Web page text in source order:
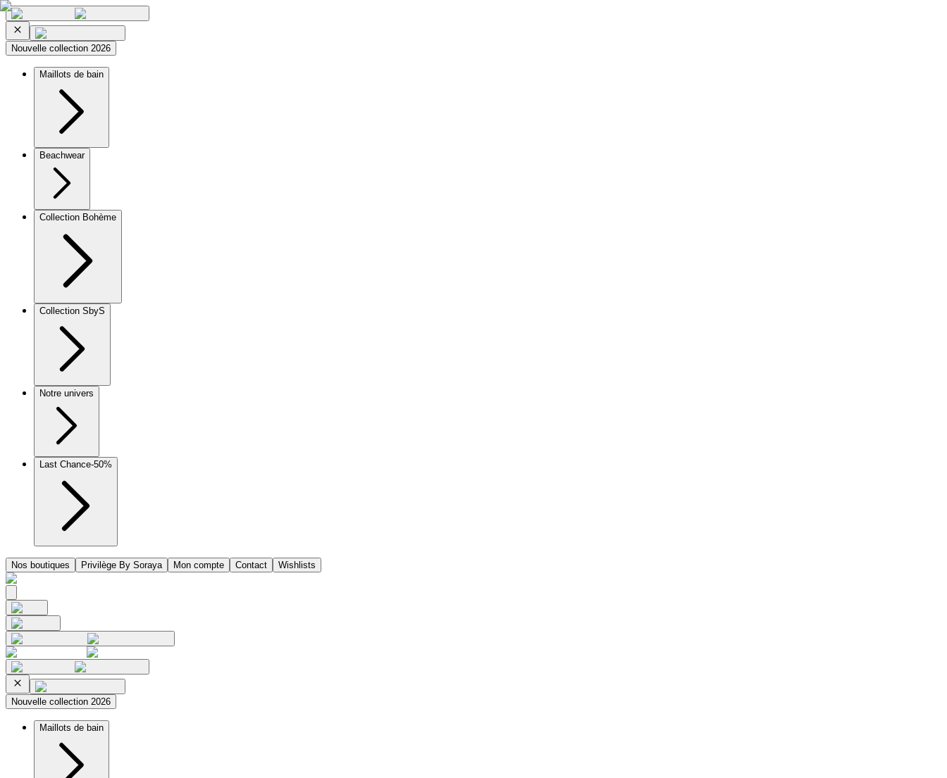
Nouvelle collection 2026
Maillots de bain
Beachwear
Collection Bohème
Collection SbyS
Notre univers
Last Chance-50%
Nos boutiques Privilège By Soraya Mon compte Contact Wishlists
Nouvelle collection 2026
Maillots de bain